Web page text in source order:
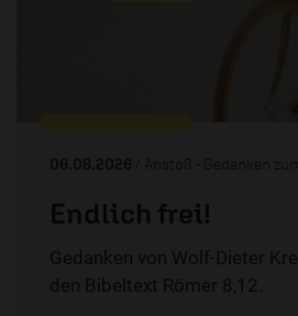
06.08.2026 / Anstoß - Gedanken zum
Endlich frei!
Gedanken von Wolf-Dieter
den Bibeltext Römer 8,12.